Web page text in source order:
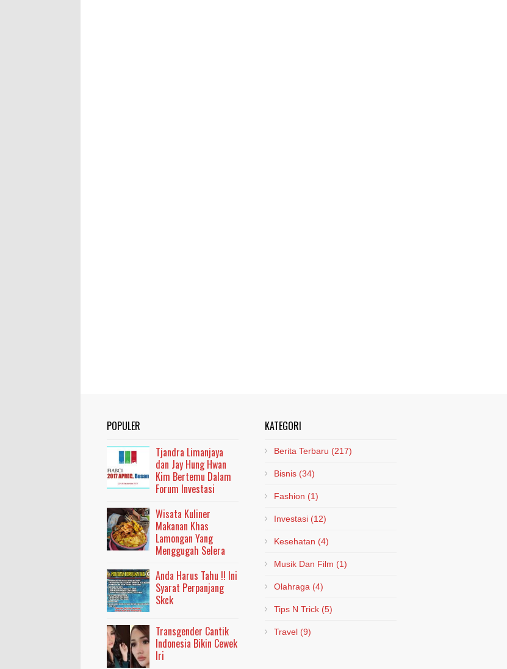
POPULER
Tjandra Limanjaya
dan Jay Hung Hwan
Kim Bertemu Dalam
Forum Investasi
Wisata Kuliner
Makanan Khas
Lamongan Yang
Menggugah Selera
Anda Harus Tahu !! Ini
Syarat Perpanjang
Skck
Transgender Cantik
Indonesia Bikin Cewek
Iri
KATEGORI
Berita Terbaru (217)
Bisnis (34)
Fashion (1)
Investasi (12)
Kesehatan (4)
Musik Dan Film (1)
Olahraga (4)
Tips N Trick (5)
Travel (9)